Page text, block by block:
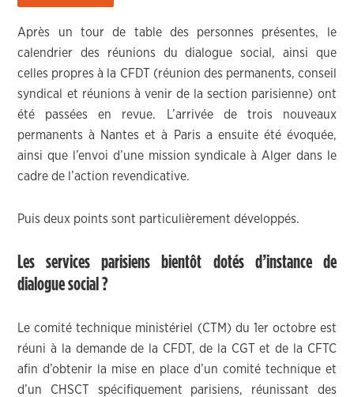
Après un tour de table des personnes présentes, le
calendrier des réunions du dialogue social, ainsi que
celles propres à la CFDT (réunion des permanents, conseil
syndical et réunions à venir de la section parisienne) ont
été passées en revue. L’arrivée de trois nouveaux
permanents à Nantes et à Paris a ensuite été évoquée,
ainsi que l’envoi d’une mission syndicale à Alger dans le
cadre de l’action revendicative.
Puis deux points sont particulièrement développés.
Les services parisiens bientôt dotés d’instance de
dialogue social ?
Le comité technique ministériel (CTM) du 1er octobre est
réuni à la demande de la CFDT, de la CGT et de la CFTC
afin d’obtenir la mise en place d’un comité technique et
d’un CHSCT spécifiquement parisiens, réunissant des